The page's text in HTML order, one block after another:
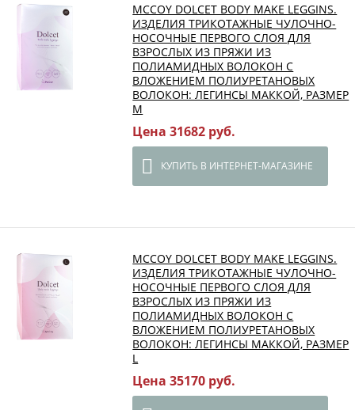
MCCOY DOLCET BODY MAKE LEGGINS.
ИЗДЕЛИЯ ТРИКОТАЖНЫЕ ЧУЛОЧНО-
НОСОЧНЫЕ ПЕРВОГО СЛОЯ ДЛЯ
ВЗРОСЛЫХ ИЗ ПРЯЖИ ИЗ
ПОЛИАМИДНЫХ ВОЛОКОН С
ВЛОЖЕНИЕМ ПОЛИУРЕТАНОВЫХ
ВОЛОКОН: ЛЕГИНСЫ МАККОЙ, РАЗМЕР
М
Цена 31682 руб.
КУПИТЬ В ИНТЕРНЕТ-МАГАЗИНЕ
MCCOY DOLCET BODY MAKE LEGGINS.
ИЗДЕЛИЯ ТРИКОТАЖНЫЕ ЧУЛОЧНО-
НОСОЧНЫЕ ПЕРВОГО СЛОЯ ДЛЯ
ВЗРОСЛЫХ ИЗ ПРЯЖИ ИЗ
ПОЛИАМИДНЫХ ВОЛОКОН С
ВЛОЖЕНИЕМ ПОЛИУРЕТАНОВЫХ
ВОЛОКОН: ЛЕГИНСЫ МАККОЙ, РАЗМЕР
L
Цена 35170 руб.